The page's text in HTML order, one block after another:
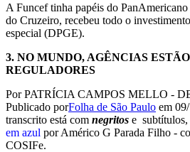
A Funcef tinha papéis do
do Cruzeiro, recebeu todo o
especial (DPGE).
3. NO MUNDO, AGÊNCIAS
REGULADORES
Por PATRÍCIA CAMPOS MELLO -
Publicado porFolha de São Paulo em
transcrito está com negritos e subtítulos,
em azul por Américo G Parada Filho -
COSIFe.